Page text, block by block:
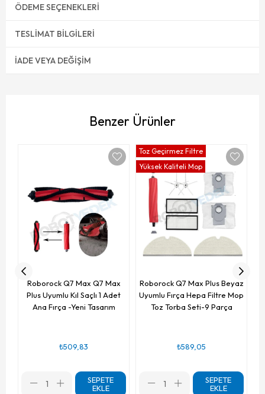
ÖDEME SEÇENEKLERI
TESLIMAT BILGILERI
İADE VEYA DEĞIŞIM
Benzer Ürünler
Roborock Q7 Max Q7 Max
Plus Uyumlu Kıl Saçlı 1 Adet
Ana Fırça -Yeni Tasarım
₺509,83
SEPETE
EKLE
Roborock Q7 Max Plus Beyaz
Uyumlu Fırça Hepa Filtre Mop
Toz Torba Seti-9 Parça
₺589,05
SEPETE
EKLE
Toz Geçirmez Filtre
Yüksek Kaliteli Mop